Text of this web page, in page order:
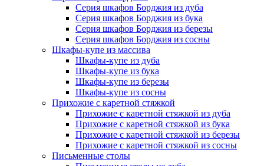
Серия шкафов Борджия из дуба
Серия шкафов Борджия из бука
Серия шкафов Борджия из березы
Серия шкафов Борджия из сосны
Шкафы-купе из массива
Шкафы-купе из дуба
Шкафы-купе из бука
Шкафы-купе из березы
Шкафы-купе из сосны
Прихожие с каретной стяжкой
Прихожие с каретной стяжкой из дуба
Прихожие с каретной стяжкой из бука
Прихожие с каретной стяжкой из березы
Прихожие с каретной стяжкой из сосны
Письменные столы